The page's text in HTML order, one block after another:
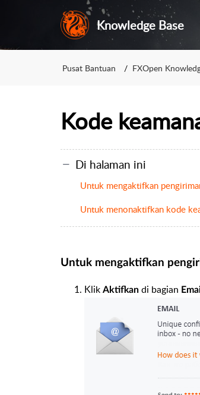
Knowledge Base
Pusat Bantuan FXOpen
Kode
Di halaman ini
Untuk mengaktifkan
Untuk menonaktifkan kode
Untuk mengaktifkan
Klik Aktifkan di bagian